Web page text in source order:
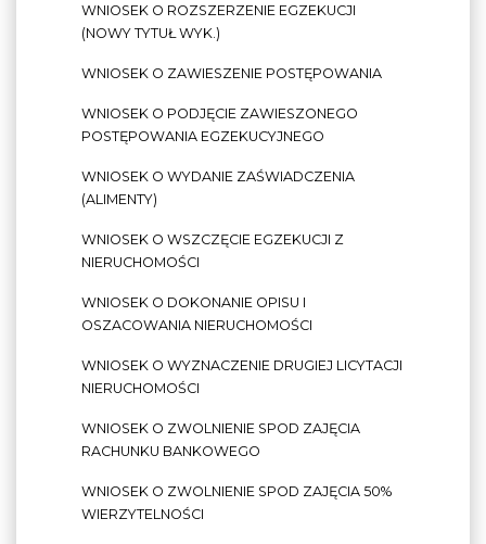
WNIOSEK O ROZSZERZENIE EGZEKUCJI
(NOWY TYTUŁ WYK.)
WNIOSEK O ZAWIESZENIE POSTĘPOWANIA
WNIOSEK O PODJĘCIE ZAWIESZONEGO
POSTĘPOWANIA EGZEKUCYJNEGO
WNIOSEK O WYDANIE ZAŚWIADCZENIA
(ALIMENTY)
WNIOSEK O WSZCZĘCIE EGZEKUCJI Z
NIERUCHOMOŚCI
WNIOSEK O DOKONANIE OPISU I
OSZACOWANIA NIERUCHOMOŚCI
WNIOSEK O WYZNACZENIE DRUGIEJ LICYTACJI
NIERUCHOMOŚCI
WNIOSEK O ZWOLNIENIE SPOD ZAJĘCIA
RACHUNKU BANKOWEGO
WNIOSEK O ZWOLNIENIE SPOD ZAJĘCIA 50%
WIERZYTELNOŚCI